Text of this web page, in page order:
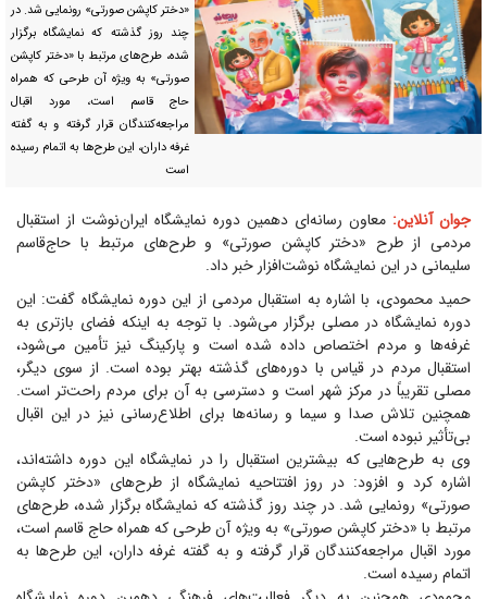
«دختر کاپشن صورتی» رونمایی شد. در
چند روز گذشته که نمایشگاه برگزار
شده، طرح‌های مرتبط با «دختر کاپشن
صورتی» به ویژه آن طرحی که همراه
حاج قاسم است، مورد اقبال
مراجعه‌کنندگان قرار گرفته و به گفته
غرفه داران، این طرح‌ها به اتمام رسیده
است
جوان آنلاین: معاون رسانه‌ای دهمین دوره نمایشگاه ایران‌نوشت از استقبال
مردمی از طرح «دختر کاپشن صورتی» و طرح‌های مرتبط با حاج‌قاسم
سلیمانی در این نمایشگاه نوشت‌افزار خبر داد.
حمید محمودی، با اشاره به استقبال مردمی از این دوره نمایشگاه گفت: این
دوره نمایشگاه در مصلی برگزار می‌شود. با توجه به اینکه فضای بازتری به
غرفه‌ها و مردم اختصاص داده شده است و پارکینگ نیز تأمین می‌شود،
استقبال مردم در قیاس با دوره‌های گذشته بهتر بوده است. از سوی دیگر،
مصلی تقریباً در مرکز شهر است و دسترسی به آن برای مردم راحت‌تر است.
همچنین تلاش صدا و سیما و رسانه‌ها برای اطلاع‌رسانی نیز در این اقبال
بی‌تأثیر نبوده است.
وی به طرح‌هایی که بیشترین استقبال را در نمایشگاه این دوره داشته‌اند،
اشاره کرد و افزود: در روز افتتاحیه نمایشگاه از طرح‌های «دختر کاپشن
صورتی» رونمایی شد. در چند روز گذشته که نمایشگاه برگزار شده، طرح‌های
مرتبط با «دختر کاپشن صورتی» به ویژه آن طرحی که همراه حاج قاسم است،
مورد اقبال مراجعه‌کنندگان قرار گرفته و به گفته غرفه داران، این طرح‌ها به
اتمام رسیده است.